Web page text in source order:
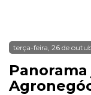
terça-feira, 26 de